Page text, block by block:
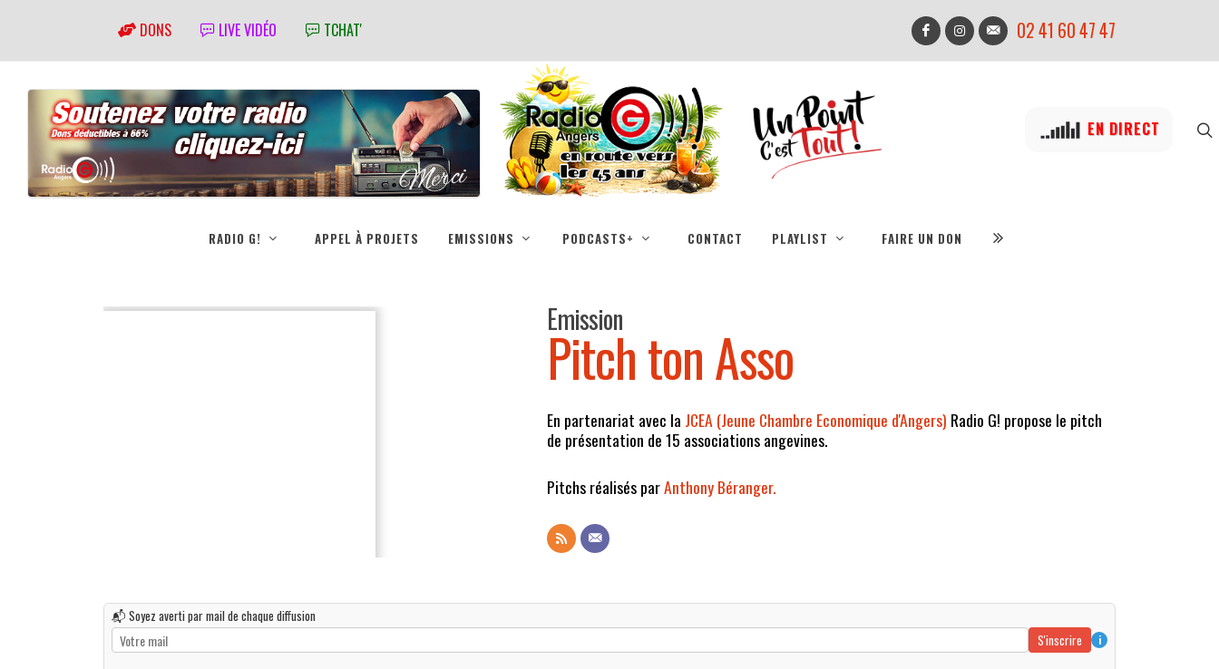
DONS LIVE VIDÉO TCHAT' 02 41 60 47 47
EN DIRECT
RADIO G! APPEL À PROJETS EMISSIONS PODCASTS+ CONTACT PLAYLIST FAIRE UN DON
Emission
Pitch ton Asso
En partenariat avec la JCEA (Jeune Chambre Economique d'Angers) Radio G! propose le pitch
de présentation de 15 associations angevines.
Pitchs réalisés parAnthony Béranger.
📬 Soyez averti par mail de chaque diffusion
S'inscrire
i